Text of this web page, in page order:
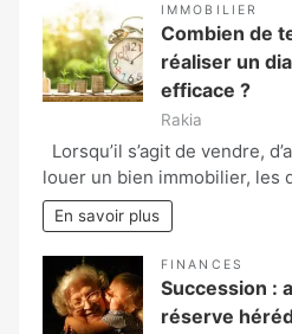
IMMOBILIER
Combien de
réaliser un
efficace ?
Rakia
Lorsqu’il s’agit de vendre,
louer un bien immobilier, les
En savoir plus
FINANCES
Succession :
réserve